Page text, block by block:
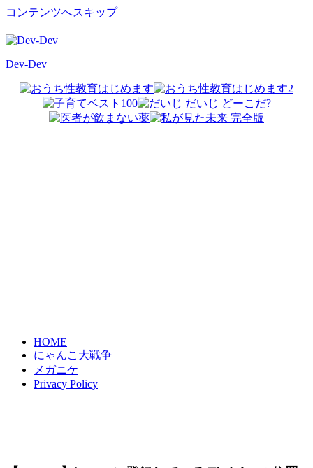
コンテンツへスキップ
Dev-Dev
HOME
にゃんこ大戦争
メガニケ
Privacy Policy